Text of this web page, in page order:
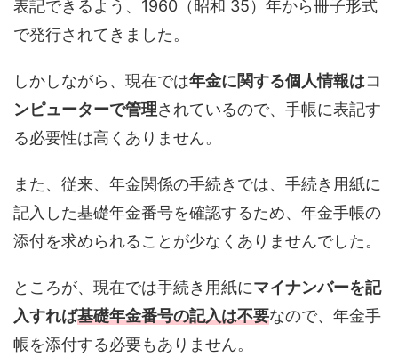
表記できるよう、1960（昭和 35）年から冊子形式
で発行されてきました。
しかしながら、現在では年金に関する個人情報はコ
ンピューターで管理されているので、手帳に表記す
る必要性は高くありません。
また、従来、年金関係の手続きでは、手続き用紙に
記入した基礎年金番号を確認するため、年金手帳の
添付を求められることが少なくありませんでした。
ところが、現在では手続き用紙にマイナンバーを記
入すれば基礎年金番号の記入は不要なので、年金手
帳を添付する必要もありません。